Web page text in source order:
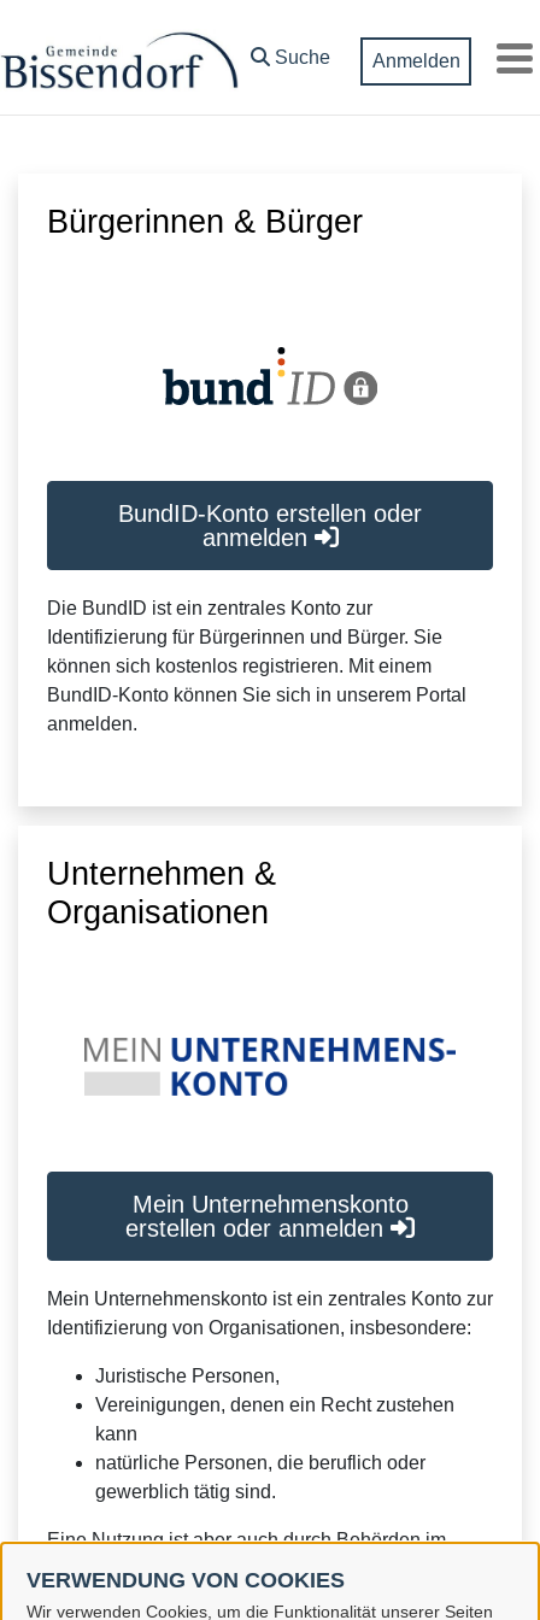
VERWENDUNG VON COOKIES
Wir verwenden Cookies, um die Funktionalität unserer Seiten
Suche Anmelden
Bürgerinnen & Bürger
BundID-Konto erstellen oder
anmelden
Die BundID ist ein zentrales Konto zur
Identifizierung für Bürgerinnen und Bürger. Sie
können sich kostenlos registrieren. Mit einem
BundID-Konto können Sie sich in unserem Portal
anmelden.
Unternehmen &
Organisationen
Mein Unternehmenskonto
erstellen oder anmelden
Mein Unternehmenskonto ist ein zentrales Konto zur
Identifizierung von Organisationen, insbesondere:
Juristische Personen,
Vereinigungen, denen ein Recht zustehen
kann
natürliche Personen, die beruflich oder
gewerblich tätig sind.
Eine Nutzung ist aber auch durch Behörden im
Sinne von § 1 Abs. 4 Verwaltungsverfahrensgesetz